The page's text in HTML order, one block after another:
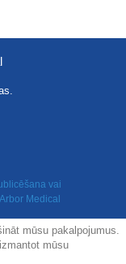
vai
Medical
mūsu pakalpojumus.
mūsu